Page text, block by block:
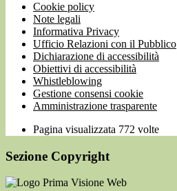
Cookie policy
Note legali
Informativa Privacy
Ufficio Relazioni con il Pubblico
Dichiarazione di accessibilità
Obiettivi di accessibilità
Whistleblowing
Gestione consensi cookie
Amministrazione trasparente
Pagina visualizzata 772 volte
Sezione Copyright